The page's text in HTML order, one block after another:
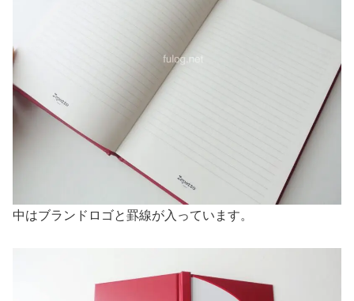
中はブランドロゴと罫線が入っています。